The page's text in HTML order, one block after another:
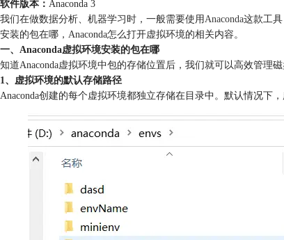
软件版本： Anaconda 3
我们在做数据分析、机器学习时，一般需要使用Anaconda这款工
安装的包在哪，Anaconda怎么打开虚拟环境的相关内容。
一、Anaconda虚拟环境安装的包在哪
知道Anaconda虚拟环境中包的存储位置后，我们就可以高效管理
1、虚拟环境的默认存储路径
Anaconda创建的每个虚拟环境都独立存储在目录中。默认情况下